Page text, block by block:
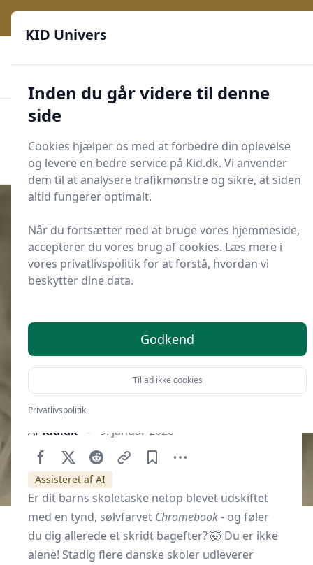
Start søgning
Start søgning
Udgivet iFor de voksne
Chromebook i skolen:
Forældrestyring med Family Link
Af Kid.dk 9. januar 2026
Assisteret af AI
Er dit barns skoletaske netop blevet udskiftet
med en tynd, sølvfarvet Chromebook- og føler
du dig allerede et skridt bagefter? 🤯 Du er ikke
alene! Stadig flere danske skoler udleverer
KID Univers
Inden du går videre til denne
side
Cookies hjælper os med at forbedre din oplevelse
og levere en bedre service på Kid.dk. Vi anvender
dem til at analysere trafikmønstre og sikre, at siden
altid fungerer optimalt.
Når du fortsætter med at bruge vores hjemmeside,
accepterer du vores brug af cookies. Læs mere i
vores privatlivspolitik for at forstå, hvordan vi
beskytter dine data.
Godkend
Tillad ikke cookies
Privatlivspolitik